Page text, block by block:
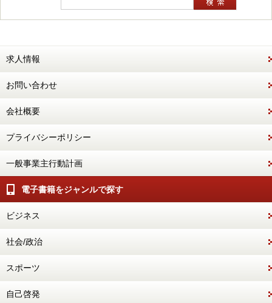
求人情報
お問い合わせ
会社概要
プライバシーポリシー
一般事業主行動計画
電子書籍をジャンルで探す
ビジネス
社会/政治
スポーツ
自己啓発